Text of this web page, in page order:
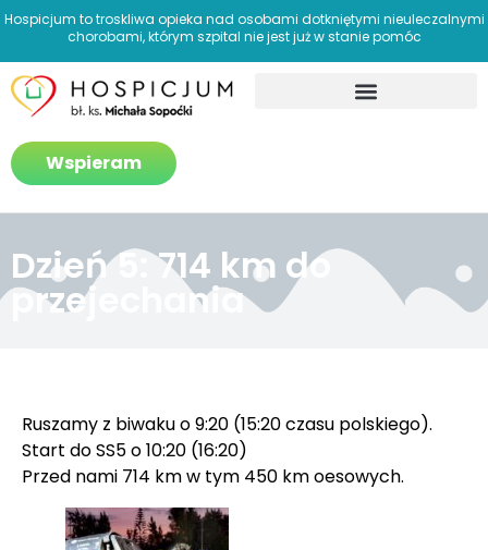
Hospicjum to troskliwa opieka nad osobami dotkniętymi nieuleczalnymi
chorobami, którym szpital nie jest już w stanie pomóc
Wspieram
Dzień 5: 714 km do
przejechania
Ruszamy z biwaku o 9:20 (15:20 czasu polskiego).
Start do SS5 o 10:20 (16:20)
Przed nami 714 km w tym 450 km oesowych.